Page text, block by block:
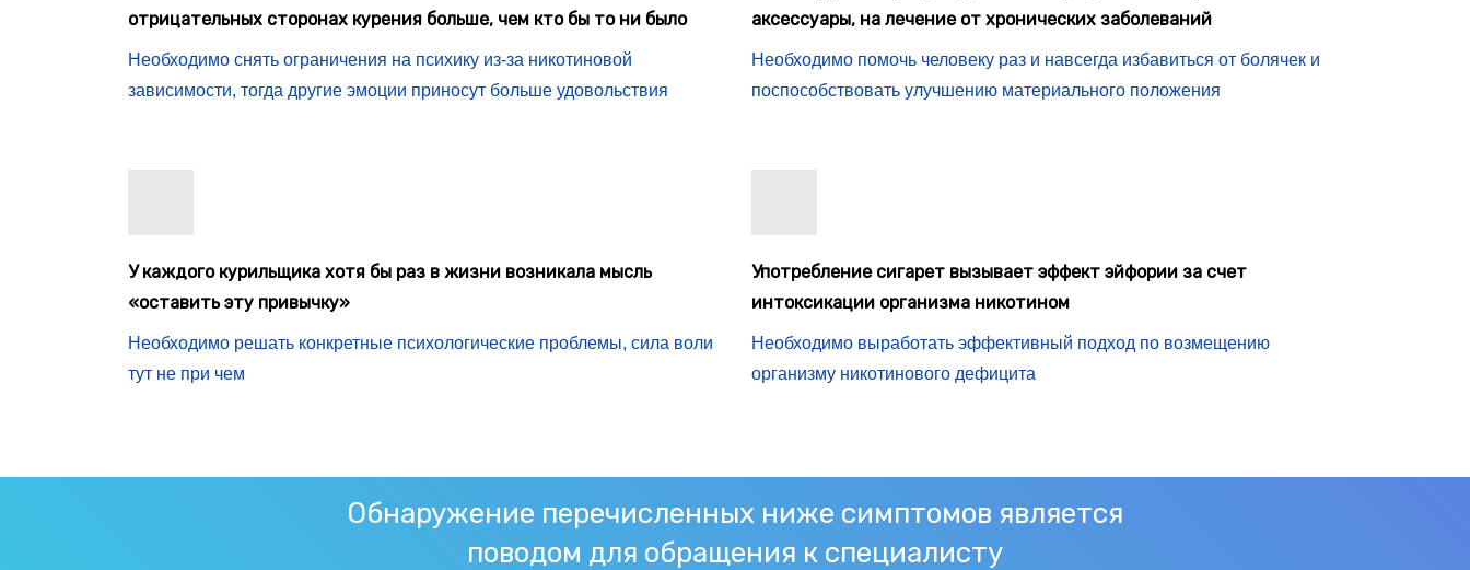
отрицательных сторонах курения больше, чем кто бы то ни было
Необходимо снять ограничения на психику из-за никотиновой
зависимости, тогда другие эмоции приносут больше удовольствия
аксессуары, на лечение от хронических заболеваний
Необходимо помочь человеку раз и навсегда избавиться от болячек и
поспособствовать улучшению материального положения
У каждого курильщика хотя бы раз в жизни возникала мысль
«оставить эту привычку»
Необходимо решать конкретные психологические проблемы, сила воли
тут не при чем
Употребление сигарет вызывает эффект эйфории за счет
интоксикации организма никотином
Необходимо выработать эффективный подход по возмещению
организму никотинового дефицита
Обнаружение перечисленных ниже симптомов является
поводом для обращения к специалисту